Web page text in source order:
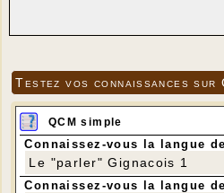
Le film de la matinée (images A.
Fondation du patrimoine)
Levage
Compte-rendu AG2 R LA
Fondation du
Testez vos connaissances sur
QCM simple
Connaissez-vous la langue
Le "parler" Gignacois 1
Connaissez-vous la langue